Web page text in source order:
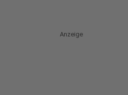
Anzeige